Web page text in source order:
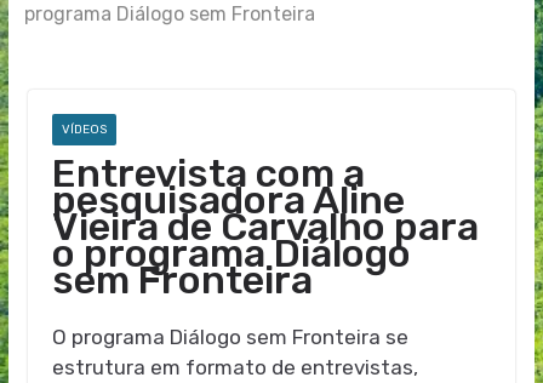
programa Diálogo sem Fronteira
VÍDEOS
Entrevista com a
pesquisadora Aline
Vieira de Carvalho para
o programa Diálogo
sem Fronteira
O programa Diálogo sem Fronteira se
estrutura em formato de entrevistas,